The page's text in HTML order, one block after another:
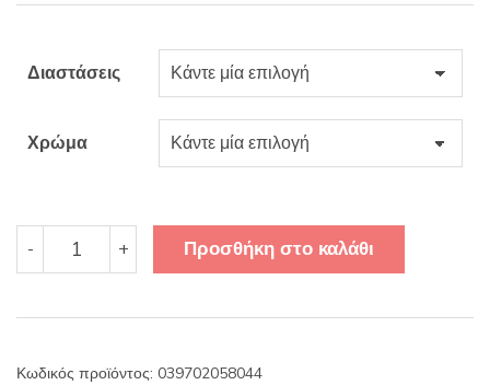
45.63€.
είναι:
38.84€.
Διαστάσεις
Χρώμα
-
Τραπεζομάντηλο
Βελονάκι + Προσθήκη στο καλάθι
Κωδικός προϊόντος: 039702058044